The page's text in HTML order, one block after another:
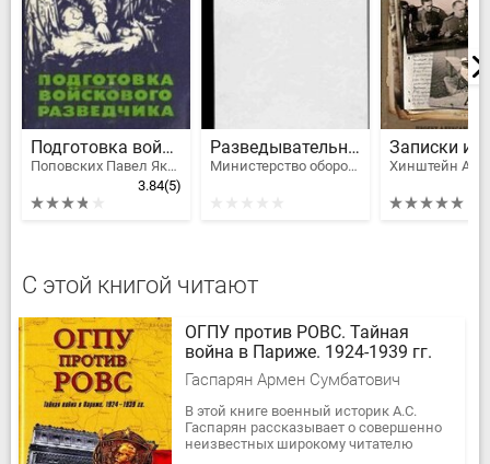
Подготовка войскового разведчика
Поповских Павел Яковлевич
3.84(5)
Разведывательная подготовка подразделений ВДВ
Министерство обороны СССР
С этой книгой читают
ОГПУ против РОВС. Тайная
война в Париже. 1924-1939 гг.
Гаспарян Армен Сумбатович
В этой книге военный историк А.С.
Гаспарян рассказывает о совершенно
неизвестных широкому читателю